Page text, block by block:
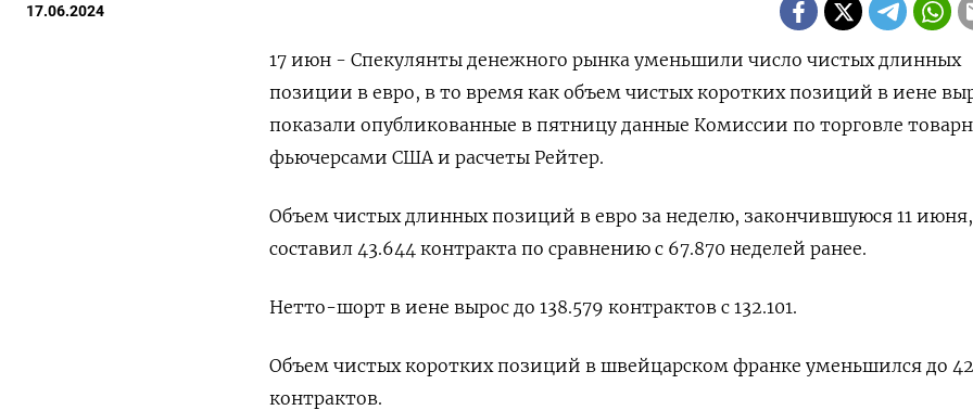
17.06.2024
17 июн - Спекулянты денежного рынка уменьшили число чистых длинных
позиции в евро, в то время как объем чистых коротких позиций в иене
показали опубликованные в пятницу данные Комиссии по торговле
фьючерсами США и расчеты Рейтер.
Объем чистых длинных позиций в евро за неделю, закончившуюся 11 июня,
составил 43.644 контракта по сравнению с 67.870 неделей ранее.
Нетто-шорт в иене вырос до 138.579 контрактов с 132.101.
Объем чистых коротких позиций в швейцарском франке уменьшился до
контрактов.